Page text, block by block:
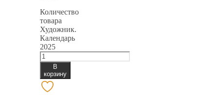
Количество
товара
Художник.
Календарь
2025
В
корзину